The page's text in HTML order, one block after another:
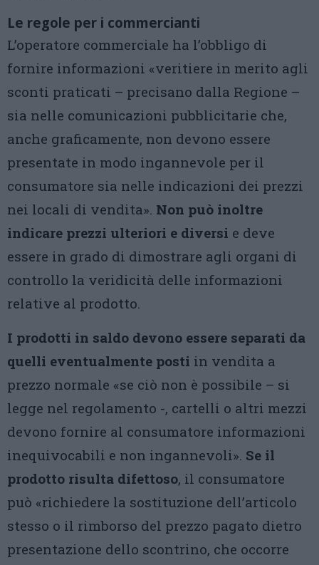
Le regole per i commercianti
L’operatore commerciale ha l’obbligo di
fornire informazioni «veritiere in merito agli
sconti praticati – precisano dalla Regione –
sia nelle comunicazioni pubblicitarie che,
anche graficamente, non devono essere
presentate in modo ingannevole per il
consumatore sia nelle indicazioni dei prezzi
nei locali di vendita». Non può inoltre
indicare prezzi ulteriori e diversi e deve
essere in grado di dimostrare agli organi di
controllo la veridicità delle informazioni
relative al prodotto.
I prodotti in saldo devono essere separati da
quelli eventualmente posti in vendita a
prezzo normale «se ciò non è possibile – si
legge nel regolamento -, cartelli o altri mezzi
devono fornire al consumatore informazioni
inequivocabili e non ingannevoli». Se il
prodotto risulta difettoso, il consumatore
può «richiedere la sostituzione dell’articolo
stesso o il rimborso del prezzo pagato dietro
presentazione dello scontrino, che occorre